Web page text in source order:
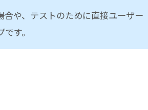
や、テストのために直接ユーザー
す。